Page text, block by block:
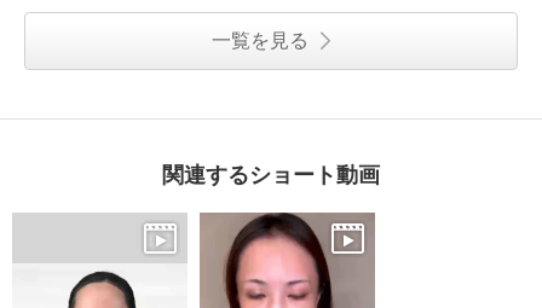
一覧を見る
関連するショート動画